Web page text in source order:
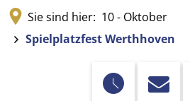
Sie sind hier: 10 - Oktober
Spielplatzfest Werthhoven